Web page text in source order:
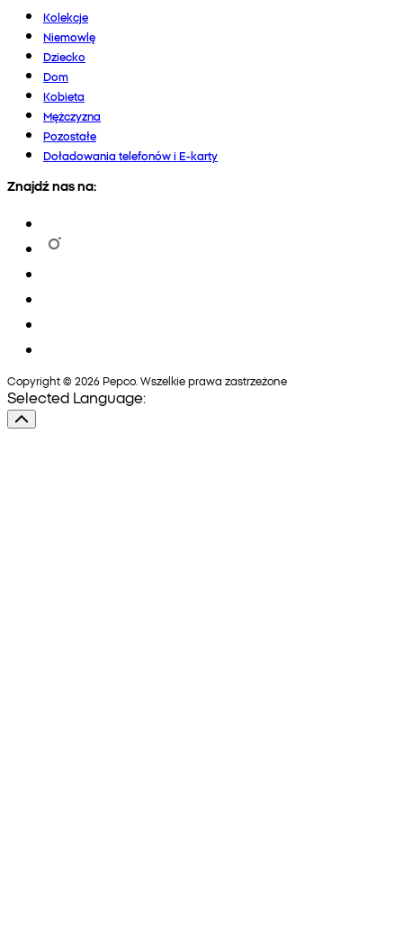
Kolekcje
Niemowlę
Dziecko
Dom
Kobieta
Mężczyzna
Pozostałe
Doładowania telefonów i E-karty
Znajdź nas na:
Copyright © 2026 Pepco. Wszelkie prawa zastrzeżone
Selected Language: